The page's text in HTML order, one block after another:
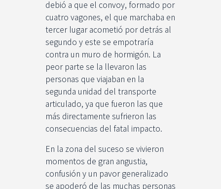
debió a que el convoy, formado por
cuatro vagones, el que marchaba en
tercer lugar acometió por detrás al
segundo y este se empotraría
contra un muro de hormigón. La
peor parte se la llevaron las
personas que viajaban en la
segunda unidad del transporte
articulado, ya que fueron las que
más directamente sufrieron las
consecuencias del fatal impacto.
En la zona del suceso se vivieron
momentos de gran angustia,
confusión y un pavor generalizado
se apoderó de las muchas personas